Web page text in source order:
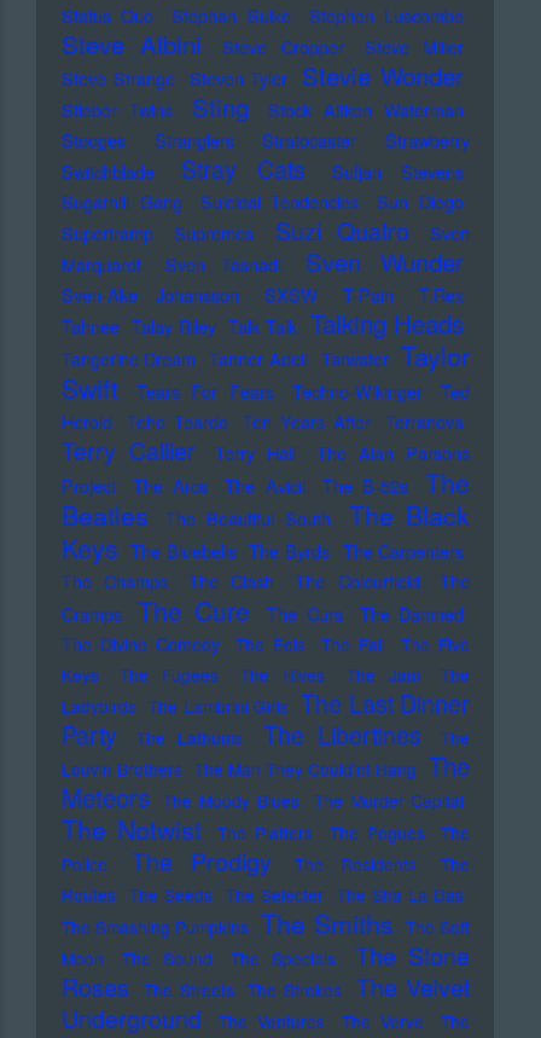
Status Quo
Stephan Sulke Stephen Luscombe
Steve Albini Steve Cropper
Steve Miller
Steve Strange Steven Tyler Stevie Wonder
Stieber Twins Sting
Stock Aitken Waterman
Stooges
Stranglers Stratocaster
Strawberry
Switchblade
Stray Cats
Sufjan Stevens
Sugarhill Gang
Suicidal Tendencies
Sun Diego
Supertramp
Supremes Suzi Quatro
Sven
Marquardt
Sven Tasnadi Sven Wunder
Sven-Ake Johansson SXSW T-Pain
T.Rex
Tahnee Talay Riley Talk Talk Talking Heads
Tangerine Dream Tanner Adell Tarwater Taylor
Swift
Tears For Fears Techno-Wikinger
Ted
Herold
Teho Teardo Ten Years After Terranova
Terry Callier Terry Hall
The Alan Parsons
Project
The Arcs The Avicii The B-52s
The
Beatles
The Beautiful South
The Black
Keys The Bluebells The Byrds The Carpenters
The Champs
The Clash The Colourfield
The
Cramps
The Cure The Curs
The Damned
The Divine Comedy
The Eels The Fall
The Five
Keys
The Fugees The Hives The Jam
The
Ladybirds The Lambrini Girls The Last Dinner
Party
The Lathums The Libertines
The
Louvin Brothers The Man They Could'nt Hang The
Meteors The Moody Blues The Murder Capital
The Notwist The Platters The Pogues
The
Police
The Prodigy The Residents
The
Routes The Seeds The Selecter The Sha La Das
The Smashing Pumpkins The Smiths The Soft
Moon
The Sound The Specials
The Stone
Roses
The Streets The Strokes
The Velvet
Underground
The Ventures The Verve
The